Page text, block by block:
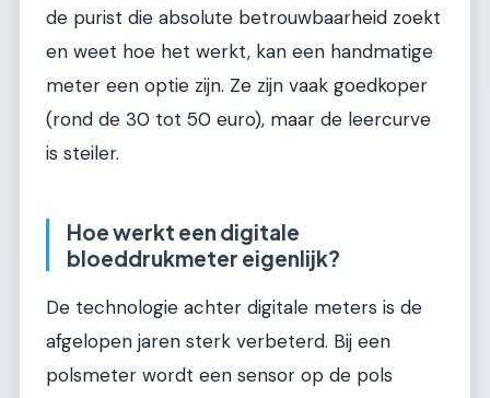
de purist die absolute betrouwbaarheid zoekt
en weet hoe het werkt, kan een handmatige
meter een optie zijn. Ze zijn vaak goedkoper
(rond de 30 tot 50 euro), maar de leercurve
is steiler.
Hoe werkt een digitale
bloeddrukmeter eigenlijk?
De technologie achter digitale meters is de
afgelopen jaren sterk verbeterd. Bij een
polsmeter wordt een sensor op de pols